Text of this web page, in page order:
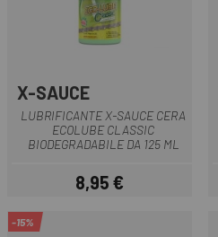
X-SAUCE
LUBRIFICANTE X-SAUCE CERA
ECOLUBE CLASSIC
BIODEGRADABILE DA 125 ML
Prezzo
8,95 €
-15%